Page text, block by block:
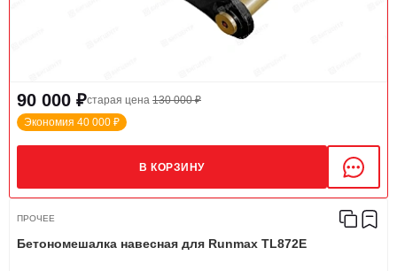
90 000 ₽старая цена 130 000 ₽
Экономия 40 000 ₽
В КОРЗИНУ
ПРОЧЕЕ
Бетономешалка навесная для Runmax TL872E